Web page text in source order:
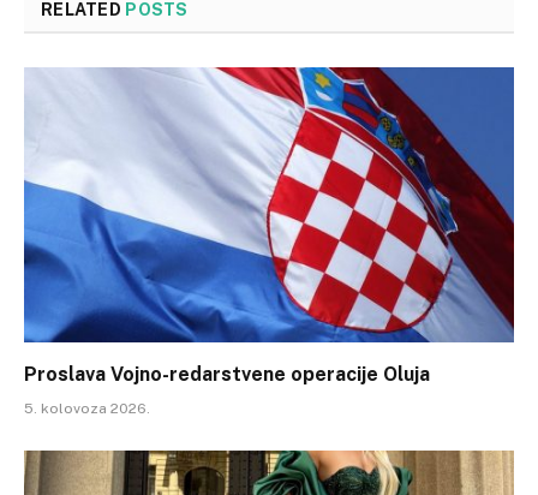
RELATED POSTS
Proslava Vojno-redarstvene operacije Oluja
5. kolovoza 2026.